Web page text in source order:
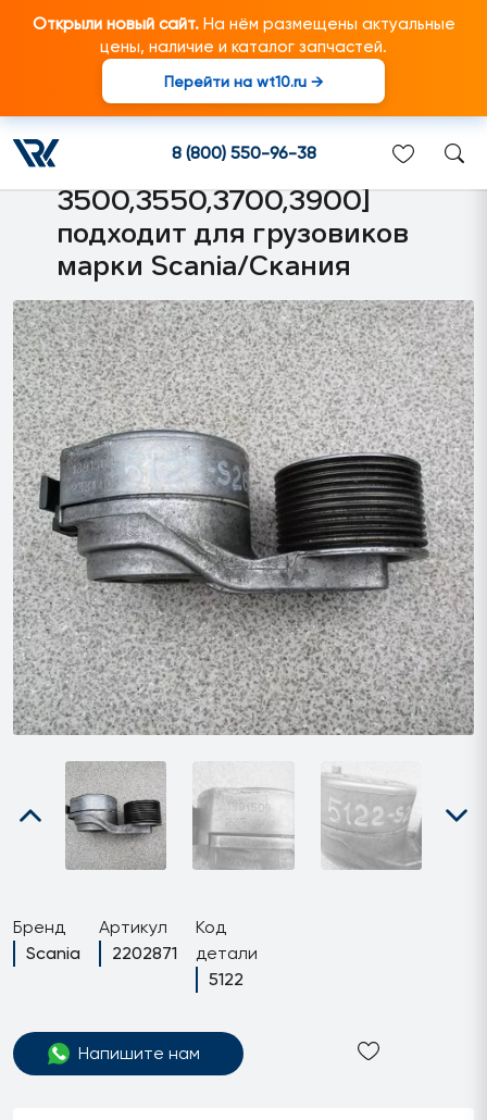
Открыли новый сайт.На нём размещены актуальные
цены, наличие и каталог запчастей.
Перейти на wt10.ru →
8 (800) 550-96-38
2202871 Кронштейн трубок
дозатора реагента SCR [SCR
tank hidden, AD
3500,3550,3700,3900]
подходит для грузовиков
марки Scania/Скания
Бренд
Scania
Артикул
2202871
Код
детали
5122
Напишите нам